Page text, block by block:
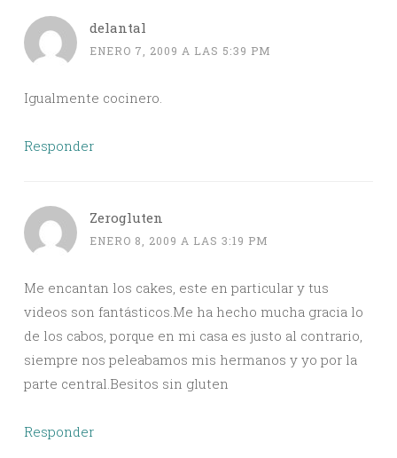
delantal
ENERO 7, 2009 A LAS 5:39 PM
Igualmente cocinero.
Responder
Zerogluten
ENERO 8, 2009 A LAS 3:19 PM
Me encantan los cakes, este en particular y tus
videos son fantásticos.Me ha hecho mucha gracia lo
de los cabos, porque en mi casa es justo al contrario,
siempre nos peleabamos mis hermanos y yo por la
parte central.Besitos sin gluten
Responder